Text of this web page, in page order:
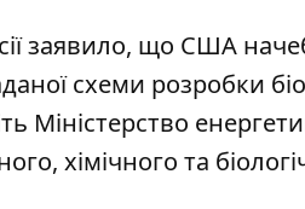
заявило, що США
схеми розробки
Міністерство
хімічного та